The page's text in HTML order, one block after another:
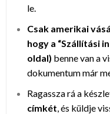
le.
Csak amerikai
hogy a “Szállítási
oldal) benne van a
dokumentum már
Ragassza rá a
címkét , és küldje